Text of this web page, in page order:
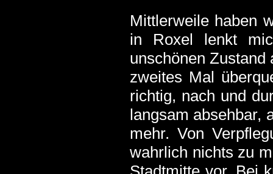
Mittlerweile haben
in Roxel lenkt
unschönen
zweites Mal
richtig, nach und
langsam absehbar,
mehr. Von
wahrlich nichts zu